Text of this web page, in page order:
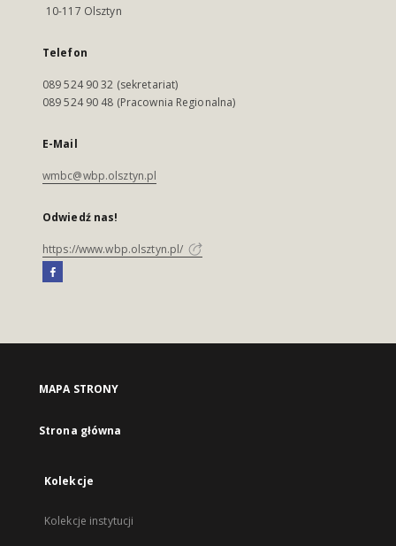
10-117 Olsztyn
Telefon
089 524 90 32 (sekretariat)
089 524 90 48 (Pracownia Regionalna)
E-Mail
wmbc@wbp.olsztyn.pl
Odwiedź nas!
https://www.wbp.olsztyn.pl/
MAPA STRONY
Strona główna
Kolekcje
Kolekcje instytucji